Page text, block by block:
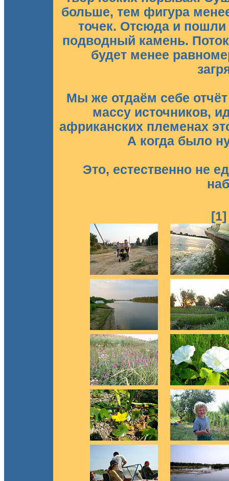
больше, тем фигура
точек. Отсюда и пошли
подводный камень.
будет менее
Мы же отдаём себе
массу источников,
африканских племенах
А когда было
Это, естественно не